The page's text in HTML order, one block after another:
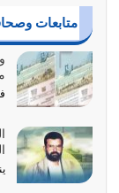
القرآن
معرفة
يوليو 28, 2026
هل نحن من
وأعرض نفسك،
يوليو 27, 2026
عندما يكون
فيه كثيرة
متابعات